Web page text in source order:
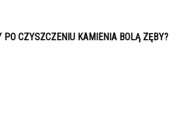
PO CZYSZCZENIU KAMIENIA BOLĄ ZĘBY?